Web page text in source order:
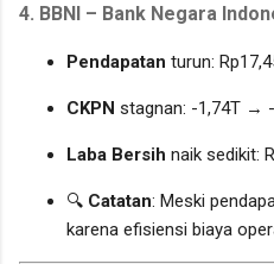
4. BBNI – Bank Negara
Pendapatan turun:
CKPN stagnan: -1,74T →
Laba Bersih naik sedikit:
🔍 Catatan: Meski
karena efisiensi biaya